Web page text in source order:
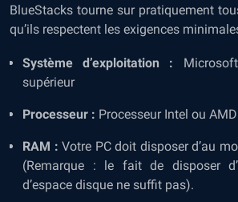
BlueStacks tourne sur pratiquement
qu’ils respectent les exigences
Système d’exploitation :
supérieur
Processeur : Processeur Intel ou AMD
RAM : Votre PC doit disposer d’au
(Remarque : le fait de disposer
d’espace disque ne suffit pas).